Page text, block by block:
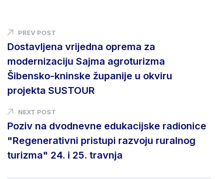
PREV POST
Dostavljena vrijedna oprema za
modernizaciju Sajma agroturizma
Šibensko-kninske županije u okviru
projekta SUSTOUR
NEXT POST
Poziv na dvodnevne edukacijske radionice
"Regenerativni pristupi razvoju ruralnog
turizma" 24. i 25. travnja